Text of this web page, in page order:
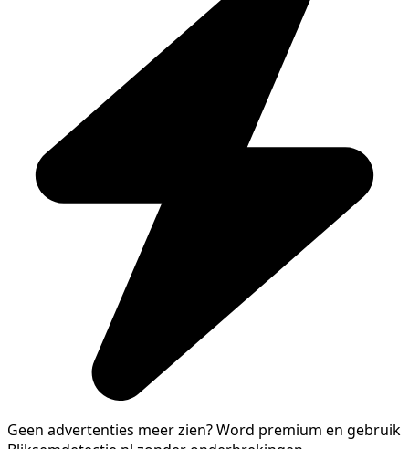
Geen advertenties meer zien?Word premium en gebruik